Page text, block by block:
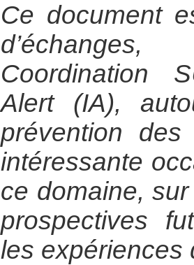
Ce document
Coordination
Alert (IA),
prévention
intéressante
ce domaine,
prospectives
les expériences